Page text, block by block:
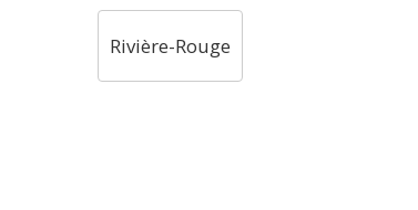
Rivière-Rouge